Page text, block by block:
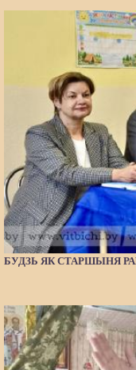
БУДЗЬ ЯК СТАРШЫНЯ